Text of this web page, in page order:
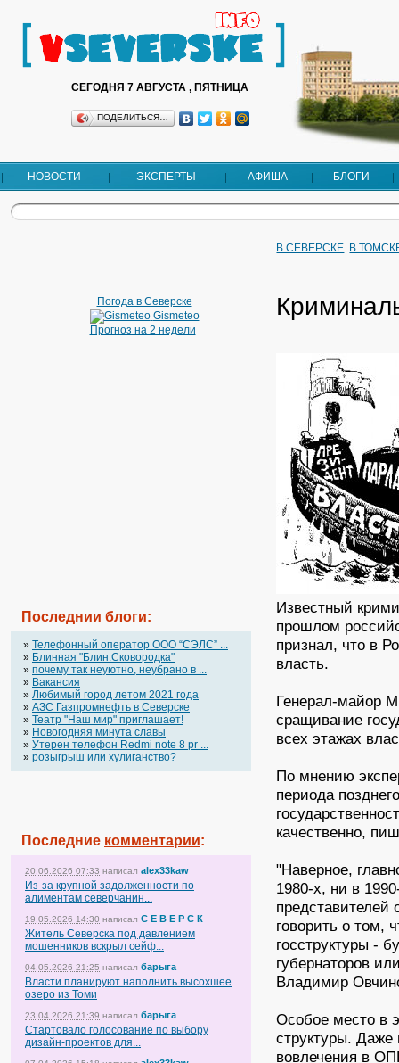
СЕГОДНЯ 7 АВГУСТА , ПЯТНИЦА
ПОДЕЛИТЬСЯ…
НОВОСТИ ЭКСПЕРТЫ АФИША БЛОГИ
Погода в Северске
Gismeteo
Прогноз на 2 недели
Последнии блоги:
» Телефонный оператор OOO “СЭЛС” ...
» Блинная "Блин.Сковородка"
» почему так неуютно, неубрано в ...
» Вакансия
» Любимый город летом 2021 года
» АЗС Газпромнефть в Северске
» Театр "Наш мир" приглашает!
» Новогодняя минута славы
» Утерен телефон Redmi note 8 pr ...
» розыгрыш или хулиганство?
Последние комментарии:
20.06.2026 07:33 написал alex33kaw
Из-за крупной задолженности по
алиментам северчанин...
19.05.2026 14:30 написал С Е В Е Р С К
Житель Северска под давлением
мошенников вскрыл сейф...
04.05.2026 21:25 написал барыга
Власти планируют наполнить высохшее
озеро из Томи
23.04.2026 21:39 написал барыга
Стартовало голосование по выбору
дизайн-проектов для...
В СЕВЕРСКЕ В
Известный
прошлом
признал, что в
власть.
Генерал-майор
сращивание
всех этажах
По мнению
периода
качественно,
"Наверное,
1980-х, ни в
представителей
говорить о том,
госструктуры -
губернаторов
Владимир
Особое место в
структуры. Даже
вовлечения в